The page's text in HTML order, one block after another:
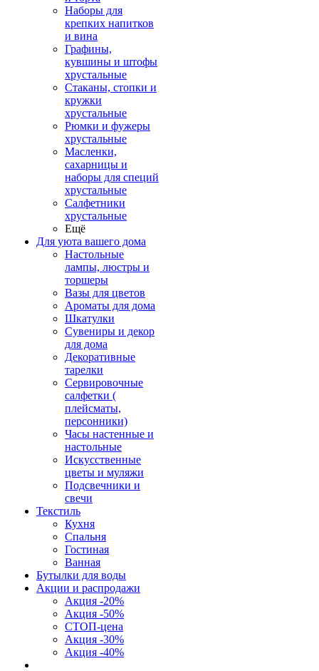
Наборы для
крепких напитков
и вина
Графины,
кувшины и штофы
хрустальные
Стаканы, стопки и
кружки
хрустальные
Рюмки и фужеры
хрустальные
Масленки,
сахарницы и
наборы для специй
хрустальные
Салфетники
хрустальные
Ещё
Для уюта вашего дома
Настольные
лампы, люстры и
торшеры
Вазы для цветов
Ароматы для дома
Шкатулки
Сувениры и декор
для дома
Декоративные
тарелки
Сервировочные
салфетки (
плейсматы,
персонники)
Часы настенные и
настольные
Искусственные
цветы и муляжи
Подсвечники и
свечи
Текстиль
Кухня
Спальня
Гостиная
Ванная
Бутылки для воды
Акции и распродажи
Акция -20%
Акция -50%
СТОП-цена
Акция -30%
Акция -40%